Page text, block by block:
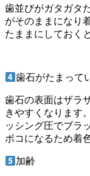
歯並びがガタガタ
がそのままになり
たままにしておく
歯石がたまって
歯石の表面はザラ
きやすくなります
ッシング圧でブラ
ボコになるため着
加齢